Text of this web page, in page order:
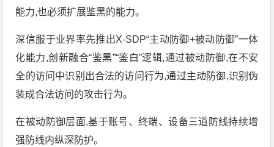
能力,也必须扩展鉴黑的能力。
深信服于业界率先推出X-SDP“主动防御+被动防御”一体
化能力,创新融合“鉴黑”“鉴白”逻辑,通过被动防御,在不安
全的访问中识别出合法的访问行为,通过主动防御,识别伪
装成合法访问的攻击行为。
在被动防御层面,基于账号、终端、设备三道防线持续增
强防线内纵深防护。